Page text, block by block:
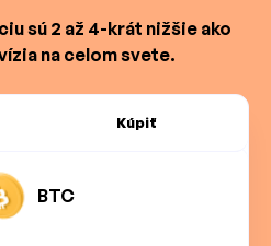
sú 2 až 4-krát nižšie ako
na celom svete.
Kúpiť
BTC